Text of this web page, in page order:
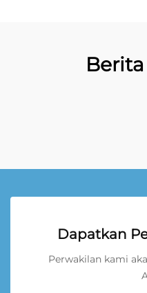
Dapatkan
Perwakilan kami